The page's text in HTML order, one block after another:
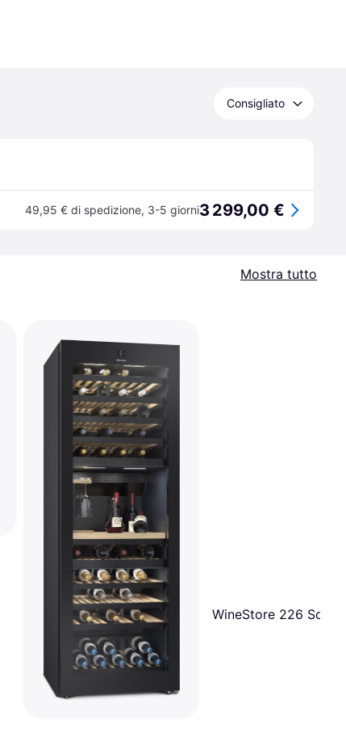
Consigliato
49,95 € di spedizione, 3-5 giorni3 299,00 €
Mostra tutto
WineStore 226 Solid